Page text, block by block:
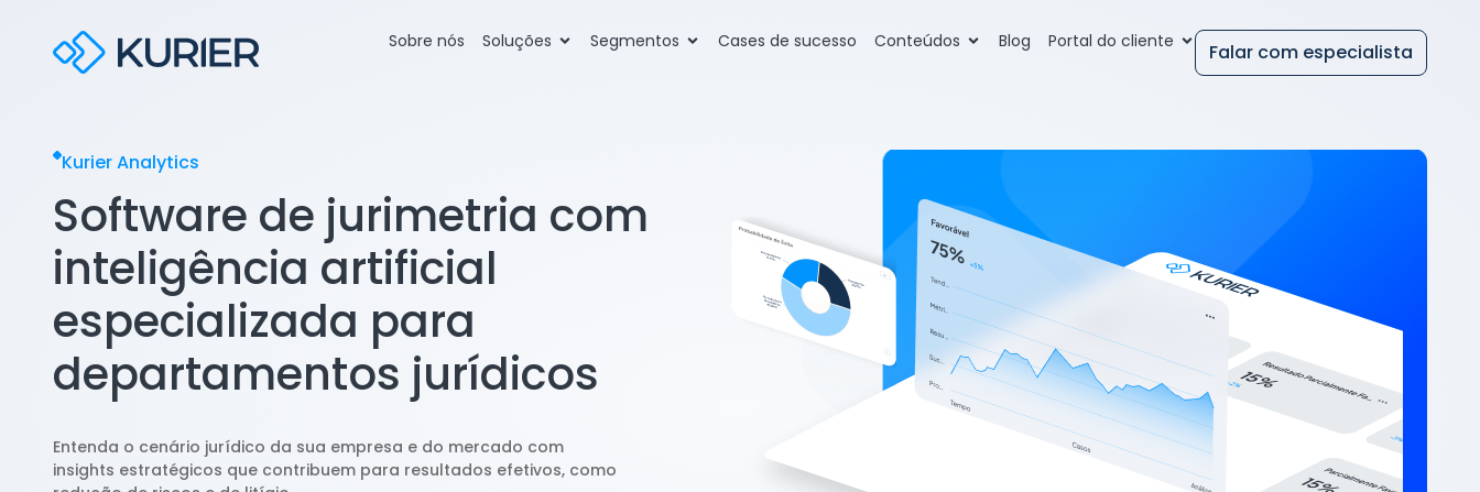
Sobre nós Soluções Segmentos Cases de sucesso Conteúdos Blog Portal do cliente Falar com especialista
Kurier Analytics
Software de jurimetria com
inteligência artificial
especializada para
departamentos jurídicos
Entenda o cenário jurídico da sua empresa e do mercado com
insights estratégicos que contribuem para resultados efetivos, como